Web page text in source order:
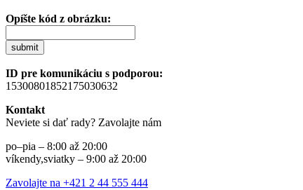
Opíšte kód z obrázku:
submit
ID pre komunikáciu s podporou:
15300801852175030632
Kontakt
Neviete si dať rady? Zavolajte nám
po–pia – 8:00 až 20:00
víkendy,sviatky – 9:00 až 20:00
Zavolajte na +421 2 44 555 444